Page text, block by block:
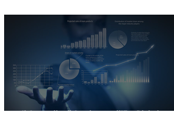
Generazioni
Il Controllo di Gestione nell'Era Digitale: